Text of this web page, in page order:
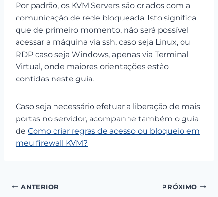
Por padrão, os KVM Servers são criados com a
comunicação de rede bloqueada. Isto significa
que de primeiro momento, não será possível
acessar a máquina via ssh, caso seja Linux, ou
RDP caso seja Windows, apenas via Terminal
Virtual, onde maiores orientações estão
contidas neste guia.
Caso seja necessário efetuar a liberação de mais
portas no servidor, acompanhe também o guia
de Como criar regras de acesso ou bloqueio em
meu firewall KVM?
Navegação
ANTERIOR PRÓXIMO